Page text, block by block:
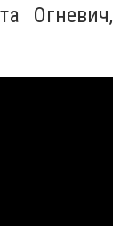
Огневич,